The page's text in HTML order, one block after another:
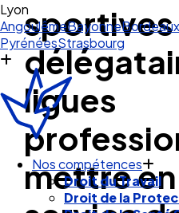
Lyon
AngoulêmeBayonneBordeaux
PyrénéesStrasbourg
Nos compétences
Droit du Travail
Droit de la
sportives
ligues
mettre